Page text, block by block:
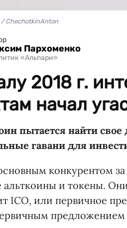
ChechotkinAnton
Пархоменко
«Альпари»
2018 г.
начал
пытается найти
гавани для
конкурентом
альткоины и токены.
ICO, или первичное